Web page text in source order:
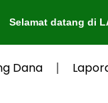
LAZNAS Al-Irsyad
Dana